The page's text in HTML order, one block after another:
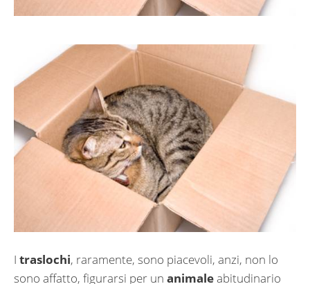
I traslochi, raramente, sono piacevoli, anzi, non lo
sono affatto, figurarsi per un animaleabitudinario